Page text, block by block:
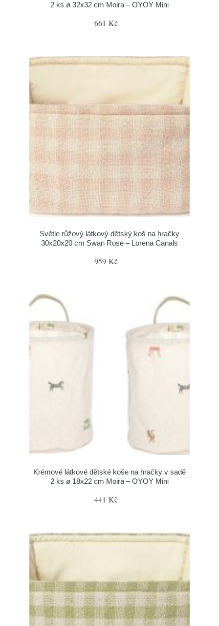
2 ks ø 32x32 cm Moira – OYOY Mini
661 Kč
Světle růžový látkový dětský koš na hračky
30x20x20 cm Swan Rose – Lorena Canals
959 Kč
Krémové látkové dětské koše na hračky v sadě
2 ks ø 18x22 cm Moira – OYOY Mini
441 Kč